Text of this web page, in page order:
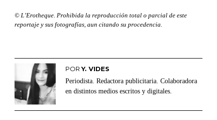
© L’Erotheque. Prohibida la reproducción total o parcial de este
reportaje y sus fotografías, aun citando su procedencia.
PORY. VIDES
Periodista. Redactora publicitaria. Colaboradora
en distintos medios escritos y digitales.